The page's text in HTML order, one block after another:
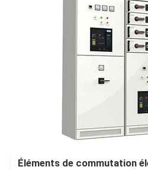
Éléments de commutation